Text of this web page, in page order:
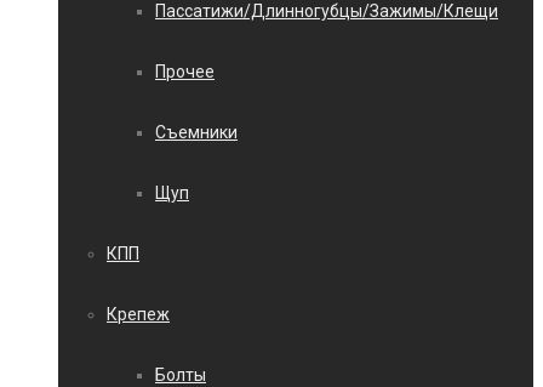
Пассатижи/Длинногубцы/Зажимы/Клещи
Прочее
Съемники
Щуп
КПП
Крепеж
Болты